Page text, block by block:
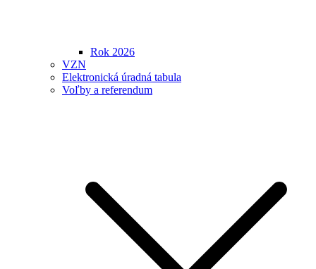
Rok 2026
VZN
Elektronická úradná tabula
Voľby a referendum